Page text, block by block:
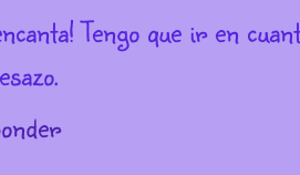
Tengo que ir en